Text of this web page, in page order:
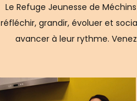
Le Refuge Jeunesse de
réfléchir, grandir, évoluer et
avancer à leur rythme.